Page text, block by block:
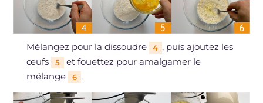
Mélangez pour la dissoudre 4 , puis ajoutez les
œufs
5
et fouettez pour amalgamer le
mélange
6 .